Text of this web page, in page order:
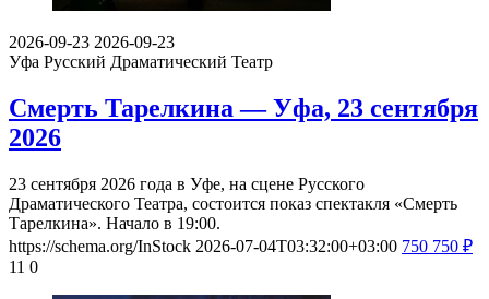
2026-09-23 2026-09-23
Уфа Русский Драматический Театр
Смерть Тарелкина — Уфа, 23 сентября
2026
23 сентября 2026 года в Уфе, на сцене Русского
Драматического Театра, состоится показ спектакля «Смерть
Тарелкина». Начало в 19:00.
https://schema.org/InStock 2026-07-04T03:32:00+03:00 750 750 ₽
11 0